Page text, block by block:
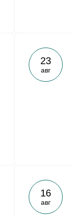
23
авг
16
авг